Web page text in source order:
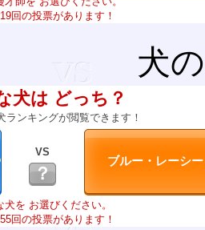
回の投票があります！
犬
犬は どっち？
ランキングが閲覧できます！
VS
？
犬を お選びください。
回の投票があります！